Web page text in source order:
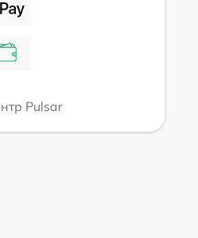
Pulsar